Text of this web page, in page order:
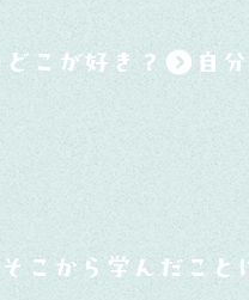
こから学んだこと